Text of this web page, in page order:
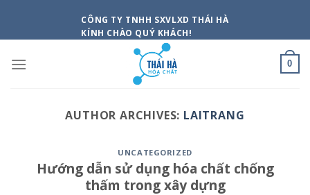
content
CÔNG TY TNHH SXVLXD THÁI HÀ
KÍNH CHÀO QUÝ KHÁCH!
0
AUTHOR ARCHIVES: LAITRANG
UNCATEGORIZED
Hướng dẫn sử dụng hóa chất chống
thấm trong xây dựng